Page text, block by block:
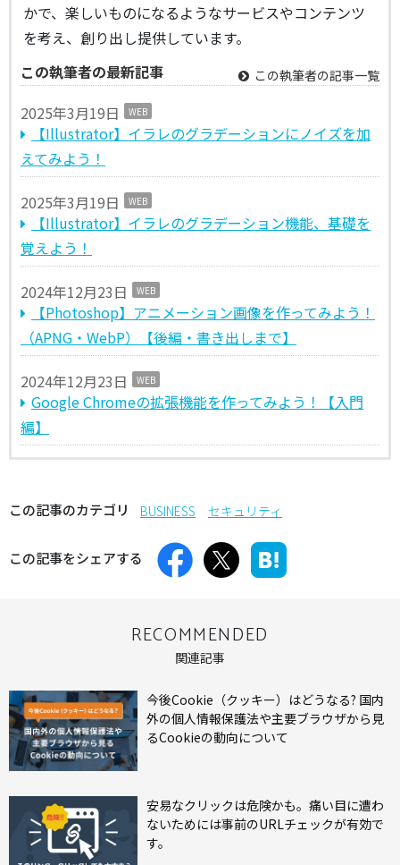
かで、楽しいものになるようなサービスやコンテンツ
を考え、創り出し提供しています。
この執筆者の最新記事
この執筆者の記事一覧
2025年3月19日 WEB
【Illustrator】イラレのグラデーションにノイズを加
えてみよう！
2025年3月19日 WEB
【Illustrator】イラレのグラデーション機能、基礎を
覚えよう！
2024年12月23日 WEB
【Photoshop】アニメーション画像を作ってみよう！
（APNG・WebP）【後編・書き出しまで】
2024年12月23日 WEB
Google Chromeの拡張機能を作ってみよう！【入門
編】
この記事のカテゴリ BUSINESS セキュリティ
この記事をシェアする
RECOMMENDED
関連記事
今後Cookie（クッキー）はどうなる? 国内
外の個人情報保護法や主要ブラウザから見
るCookieの動向について
安易なクリックは危険かも。痛い目に遭わ
ないためには事前のURLチェックが有効で
す。